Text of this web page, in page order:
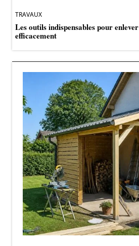
TRAVAUX
Les outils indispensables pour
efficacement